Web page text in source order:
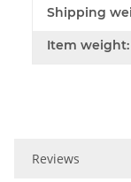
Shipping
Item weight:
Reviews